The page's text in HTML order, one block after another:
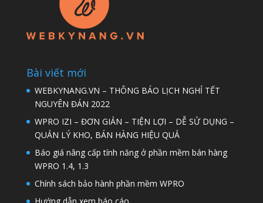
Bài viết mới
WEBKYNANG.VN – THÔNG BÁO LỊCH NGHỈ TẾT
NGUYÊN ĐÁN 2022
WPRO IZI – ĐƠN GIẢN – TIỆN LỢI – DỄ SỬ DỤNG –
QUẢN LÝ KHO, BÁN HÀNG HIỆU QUẢ
Báo giá nâng cấp tính năng ở phần mềm bán hàng
WPRO 1.4, 1.3
Chính sách bảo hành phần mềm WPRO